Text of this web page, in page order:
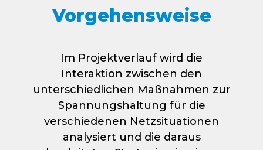
Vorgehensweise
Im Projektverlauf wird die
Interaktion zwischen den
unterschiedlichen Maßnahmen zur
Spannungshaltung für die
verschiedenen Netzsituationen
analysiert und die daraus